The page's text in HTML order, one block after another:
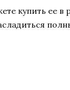
купить ее в